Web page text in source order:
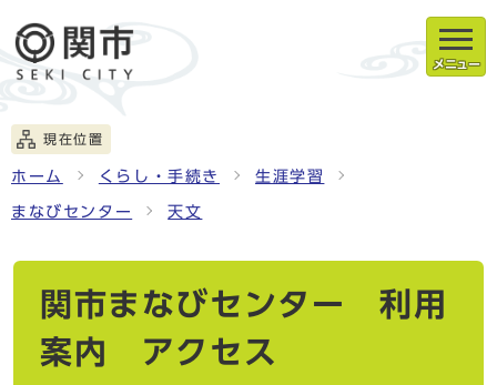
メニュー
現在位置
ホーム くらし・手続き 生涯学習
まなびセンター 天文
関市まなびセンター 利用
案内 アクセス